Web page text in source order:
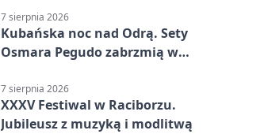
7 sierpnia 2026
Kubańska noc nad Odrą. Sety
Osmara Pegudo zabrzmią w
7 sierpnia 2026
XXXV Festiwal w Raciborzu.
Jubileusz z muzyką i modlitwą